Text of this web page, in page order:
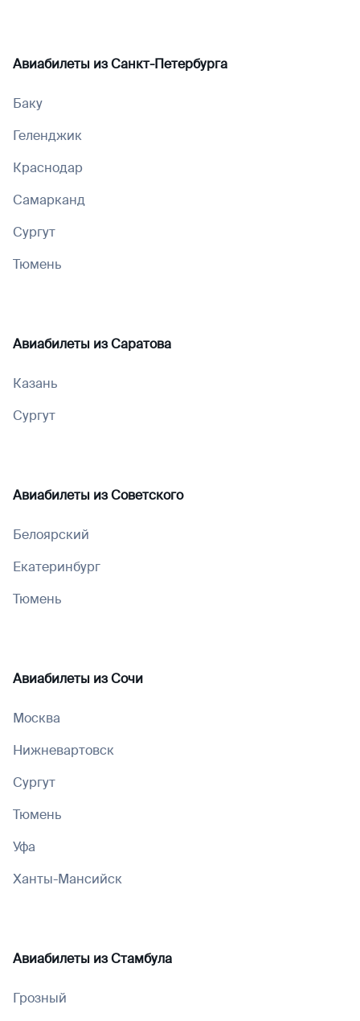
Авиабилеты изСанкт-Петербурга
Баку
Геленджик
Краснодар
Самарканд
Сургут
Тюмень
Авиабилеты изСаратова
Казань
Сургут
Авиабилеты изСоветского
Белоярский
Екатеринбург
Тюмень
Авиабилеты изСочи
Москва
Нижневартовск
Сургут
Тюмень
Уфа
Ханты-Мансийск
Авиабилеты изСтамбула
Грозный